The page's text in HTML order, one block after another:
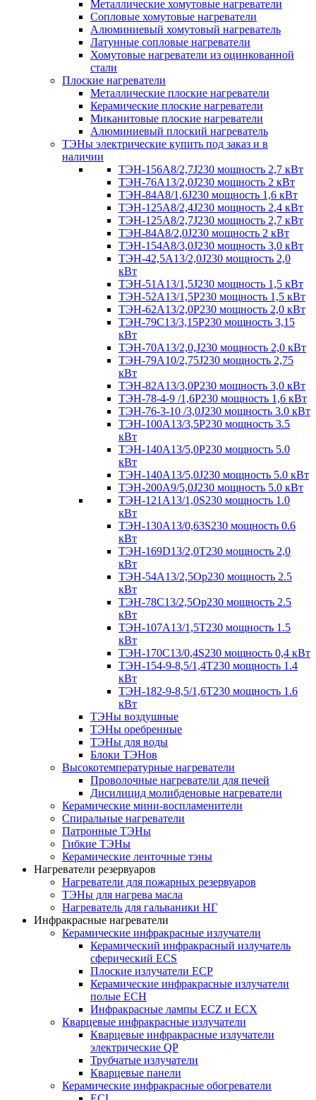
Металлические хомутовые нагреватели
Сопловые хомутовые нагреватели
Алюминиевый хомутовый нагреватель
Латунные сопловые нагреватели
Хомутовые нагреватели из оцинкованной
стали
Плоские нагреватели
Металлические плоские нагреватели
Керамические плоские нагреватели
Миканитовые плоские нагреватели
Алюминиевый плоский нагреватель
ТЭНы электрические купить под заказ и в
наличии
ТЭН-156А8/2,7J230 мощность 2,7 кВт
ТЭН-76А13/2,0J230 мощность 2 кВт
ТЭН-84А8/1,6J230 мощность 1,6 кВт
ТЭН-125А8/2,4J230 мощность 2,4 кВт
ТЭН-125А8/2,7J230 мощность 2,7 кВт
ТЭН-84А8/2,0J230 мощность 2 кВт
ТЭН-154А8/3,0J230 мощность 3,0 кВт
ТЭН-42,5А13/2,0J230 мощность 2,0
кВт
ТЭН-51А13/1,5J230 мощность 1,5 кВт
ТЭН-52А13/1,5Р230 мощность 1,5 кВт
ТЭН-62А13/2,0Р230 мощность 2,0 кВт
ТЭН-79С13/3,15Р230 мощность 3,15
кВт
ТЭН-70А13/2,0,J230 мощность 2,0 кВт
ТЭН-79А10/2,75J230 мощность 2,75
кВт
ТЭН-82А13/3,0Р230 мощность 3,0 кВт
ТЭН-78-4-9 /1,6P230 мощность 1,6 кВт
ТЭН-76-3-10 /3,0J230 мощность 3.0 кВт
ТЭН-100А13/3,5Р230 мощность 3.5
кВт
ТЭН-140А13/5,0Р230 мощность 5.0
кВт
ТЭН-140А13/5,0J230 мощность 5.0 кВт
ТЭН-200А9/5,0J230 мощность 5.0 кВт
ТЭН-121А13/1,0S230 мощность 1.0
кВт
ТЭН-130А13/0,63S230 мощность 0.6
кВт
ТЭН-169D13/2,0T230 мощность 2,0
кВт
ТЭН-54А13/2,5Ор230 мощность 2.5
кВт
ТЭН-78С13/2,5Ор230 мощность 2.5
кВт
ТЭН-107А13/1,5Т230 мощность 1.5
кВт
ТЭН-170C13/0,4S230 мощность 0,4 кВт
ТЭН-154-9-8,5/1,4Т230 мощность 1.4
кВт
ТЭН-182-9-8,5/1,6Т230 мощность 1.6
кВт
ТЭНы воздушные
ТЭНы оребренные
ТЭНы для воды
Блоки ТЭНов
Высокотемпературные нагреватели
Проволочные нагреватели для печей
Дисилицид молибденовые нагреватели
Керамические мини-воспламенители
Спиральные нагреватели
Патронные ТЭНы
Гибкие ТЭНы
Керамические ленточные тэны
Нагреватели резервуаров
Нагреватели для пожарных резервуаров
ТЭНы для нагрева масла
Нагреватель для гальваники НГ
Инфракрасные нагреватели
Керамические инфракрасные излучатели
Керамический инфракрасный излучатель
сферический ECS
Плоские излучатели ECP
Керамические инфракрасные излучатели
полые ECH
Инфракрасные лампы ECZ и ECX
Кварцевые инфракрасные излучатели
Кварцевые инфракрасные излучатели
электрические QP
Трубчатые излучатели
Кварцевые панели
Керамические инфракрасные обогреватели